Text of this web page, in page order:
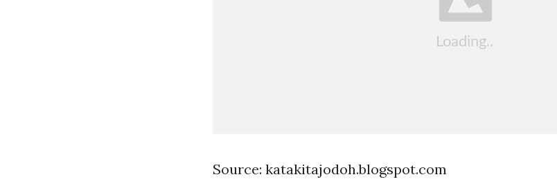
Source: katakitajodoh.blogspot.com